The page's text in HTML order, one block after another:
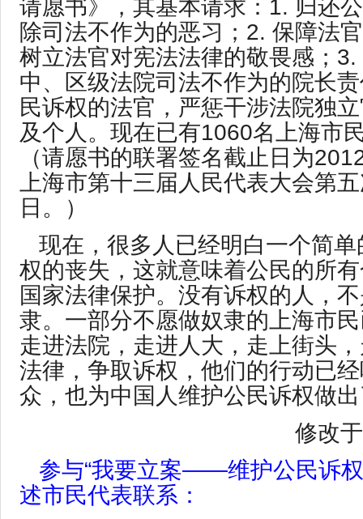
请愿书》，其基本请求：1. 归还
除司法不作为的恶习；2. 保障法
树立法官对宪法法律的敬畏感；
中、区级法院司法不作为的院长
民诉权的法官，严惩干涉法院独
及个人。现在已有1060名上海市
（请愿书的联署签名截止日为
上海市第十三届人民代表大会第
日。）
现在，很多人已经明白一个简
权的丧失，这就意味着公民的所
国家法律保护。没有诉权的人，
隶。一部分不愿做奴隶的上海市
走进法院，走进人大，走上街头
法律，争取诉权，他们的行动已
众，也为中国人维护公民诉权做
修改
参与“我要立案——维护公民诉
述市民代表联系：